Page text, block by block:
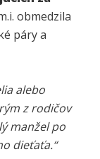
obmedzila
páry a
alebo
z rodičov
manžel po
dieťaťa.“